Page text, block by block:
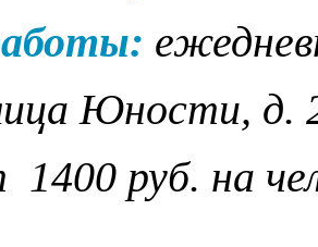
Юности, д.
руб. на